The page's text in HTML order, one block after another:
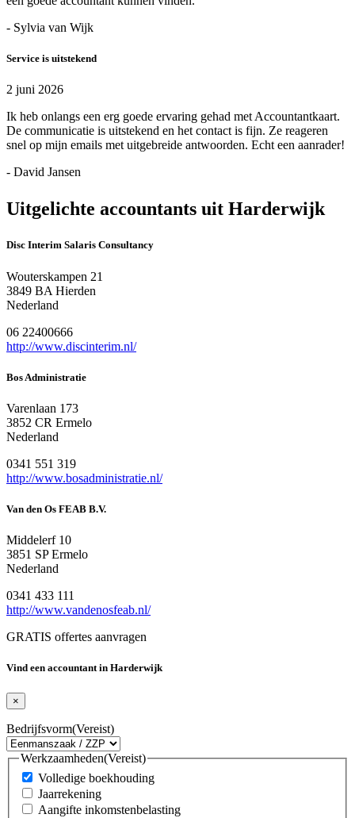
- Sylvia van Wijk
Service is uitstekend
2 juni 2026
Ik heb onlangs een erg goede ervaring gehad met Accountantkaart.
De communicatie is uitstekend en het contact is fijn. Ze reageren
snel op mijn emails met uitgebreide antwoorden. Echt een aanrader!
- David Jansen
Uitgelichte accountants uit Harderwijk
Disc Interim Salaris Consultancy
Wouterskampen 21
3849 BA Hierden
Nederland
06 22400666
http://www.discinterim.nl/
Bos Administratie
Varenlaan 173
3852 CR Ermelo
Nederland
0341 551 319
http://www.bosadministratie.nl/
Van den Os FEAB B.V.
Middelerf 10
3851 SP Ermelo
Nederland
0341 433 111
http://www.vandenosfeab.nl/
GRATIS offertes aanvragen
Vind een accountant in Harderwijk
×
Bedrijfsvorm(Vereist)
Werkzaamheden(Vereist)
Volledige boekhouding
Jaarrekening
Aangifte inkomstenbelasting